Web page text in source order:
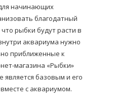
начинающих
благодатный
рыбки будут расти в
аквариума нужно
приближенные к
магазина «Рыбки»
является базовым и его
с аквариумом.